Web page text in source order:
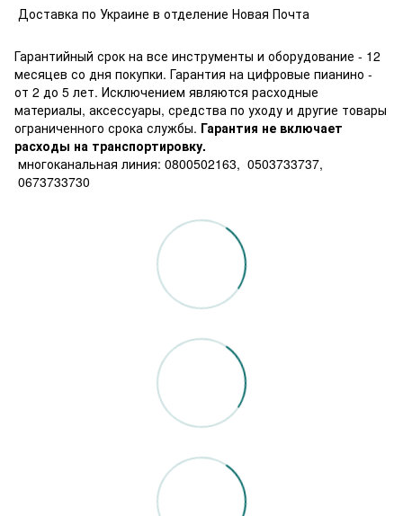
Доставка по Украине в отделение Новая Почта
Гарантийный срок на все инструменты и оборудование - 12
месяцев со дня покупки. Гарантия на цифровые пианино -
от 2 до 5 лет. Исключением являются расходные
материалы, аксессуары, средства по уходу и другие товары
ограниченного срока службы. Гарантия не включает
расходы на транспортировку.
многоканальная линия: 0800502163, 0503733737,
0673733730